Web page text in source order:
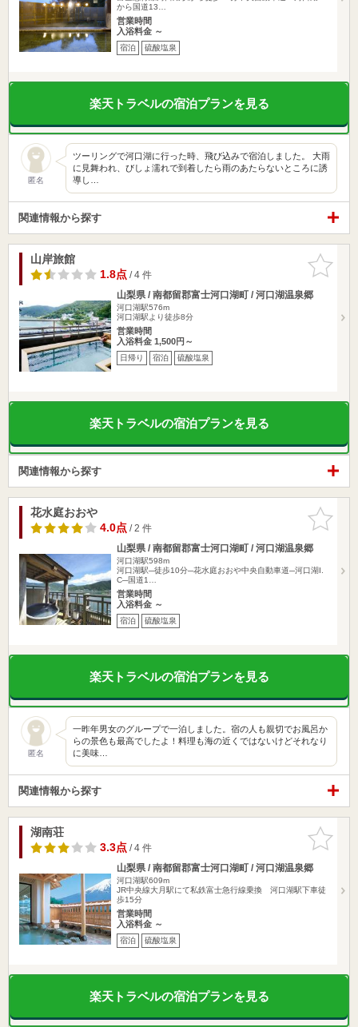
から国道13…
営業時間
入浴料金 ～
宿泊 硫酸塩泉
楽天トラベルの宿泊プランを見る
匿名
ツーリングで河口湖に行った時、飛び込みで宿泊しました。 大雨
に見舞われ、びしょ濡れで到着したら雨のあたらないところに誘
導し…
関連情報から探す
お気に入
りに追加
山岸旅館
1.8点/ 4 件
山梨県 / 南都留郡富士河口湖町 / 河口湖温泉郷
河口湖駅576m
河口湖駅より徒歩8分
営業時間
入浴料金 1,500円～
日帰り 宿泊 硫酸塩泉
楽天トラベルの宿泊プランを見る
関連情報から探す
お気に入
りに追加
花水庭おおや
4.0点/ 2 件
山梨県 / 南都留郡富士河口湖町 / 河口湖温泉郷
河口湖駅598m
河口湖駅─徒歩10分─花水庭おおや中央自動車道─河口湖I.
C─国道1…
営業時間
入浴料金 ～
宿泊 硫酸塩泉
楽天トラベルの宿泊プランを見る
匿名
一昨年男女のグループで一泊しました。宿の人も親切でお風呂か
らの景色も最高でしたよ！料理も海の近くではないけどそれなり
に美味…
関連情報から探す
お気に入
りに追加
湖南荘
3.3点/ 4 件
山梨県 / 南都留郡富士河口湖町 / 河口湖温泉郷
河口湖駅609m
JR中央線大月駅にて私鉄富士急行線乗換 河口湖駅下車徒
歩15分
営業時間
入浴料金 ～
宿泊 硫酸塩泉
楽天トラベルの宿泊プランを見る